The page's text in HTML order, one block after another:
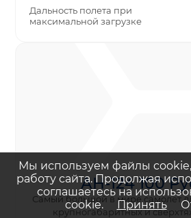
Дальность полета при
максимальной загрузке
АН-124 100
Самый большой в мире самолет
крупногабаритных и
Мы используем файлы
работу сайта. Продолжая
соглашаетесь на
cookie.
Принять